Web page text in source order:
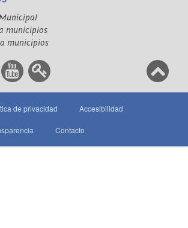
municipios
municipios
de privacidad Accesibilidad
Contacto